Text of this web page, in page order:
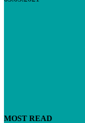
MOST READ